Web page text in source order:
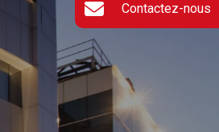
Contactez-nous